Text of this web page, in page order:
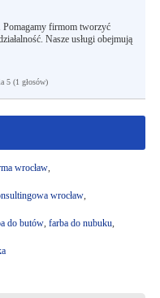
Pomagamy firmom tworzyć
Nasze usługi obejmują
5 (1 głosów)
wrocław,
wrocław,
do butów, farba do nubuku,